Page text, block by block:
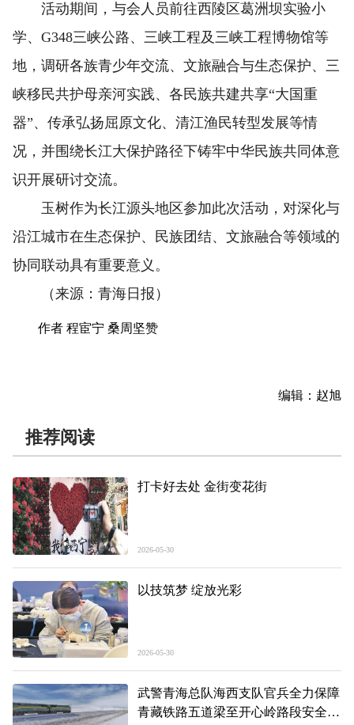
活动期间，与会人员前往西陵区葛洲坝实验小
学、G348三峡公路、三峡工程及三峡工程博物馆等
地，调研各族青少年交流、文旅融合与生态保护、三
峡移民共护母亲河实践、各民族共建共享“大国重
器”、传承弘扬屈原文化、清江渔民转型发展等情
况，并围绕长江大保护路径下铸牢中华民族共同体意
识开展研讨交流。
玉树作为长江源头地区参加此次活动，对深化与
沿江城市在生态保护、民族团结、文旅融合等领域的
协同联动具有重要意义。
（来源：青海日报）
作者 程宦宁 桑周坚赞
编辑：赵旭
推荐阅读
打卡好去处 金街变花街
2026-05-30
以技筑梦 绽放光彩
2026-05-30
武警青海总队海西支队官兵全力保障
青藏铁路五道梁至开心岭路段安全畅